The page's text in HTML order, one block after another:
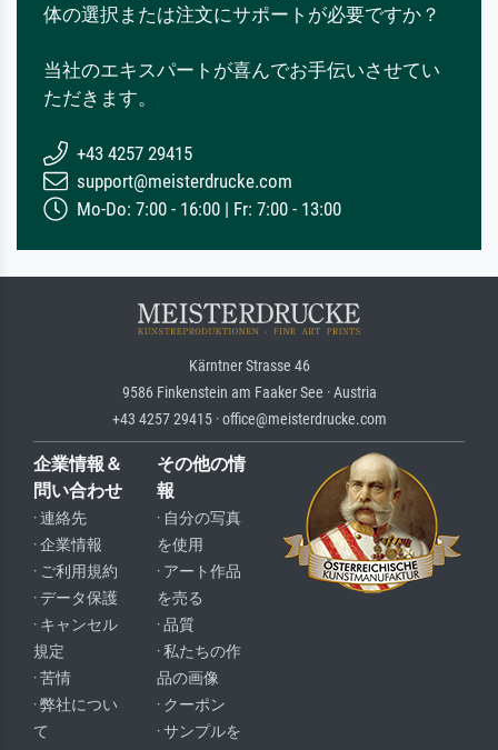
体の選択または注文にサポートが必要ですか？
当社のエキスパートが喜んでお手伝いさせてい
ただきます。
+43 4257 29415
support@meisterdrucke.com
Mo-Do: 7:00 - 16:00 | Fr: 7:00 - 13:00
Kärntner Strasse 46
9586 Finkenstein am Faaker See · Austria
+43 4257 29415 · office@meisterdrucke.com
企業情報＆
問い合わせ
· 連絡先
· 企業情報
· ご利用規約
· データ保護
· キャンセル
規定
· 苦情
· 弊社につい
て
その他の情
報
· 自分の写真
を使用
· アート作品
を売る
· 品質
· 私たちの作
品の画像
· クーポン
· サンプルを